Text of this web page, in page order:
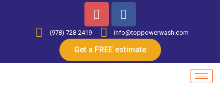
(978) 728-2419 info@toppowerwash.com
Get a FREE estimate